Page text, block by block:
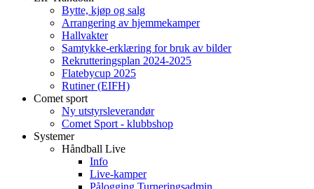
Bytte, kjøp og salg
Arrangering av hjemmekamper
Hallvakter
Samtykke-erklæring for bruk av bilder
Rekrutteringsplan 2024-2025
Flatebycup 2025
Rutiner (EIFH)
Comet sport
Ny utstyrsleverandør
Comet Sport - klubbshop
Systemer
Håndball Live
Info
Live-kamper
Pålogging Turneringsadmin